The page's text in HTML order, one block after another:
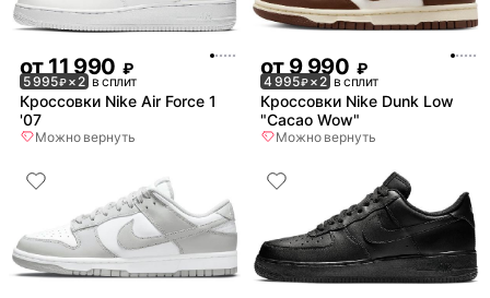
от11 990 ₽
5 995₽× 2 в сплит
Кроссовки Nike Air Force 1
'07
Можно вернуть
от9 990 ₽
4 995₽× 2 в сплит
Кроссовки Nike Dunk Low
"Cacao Wow"
Можно вернуть